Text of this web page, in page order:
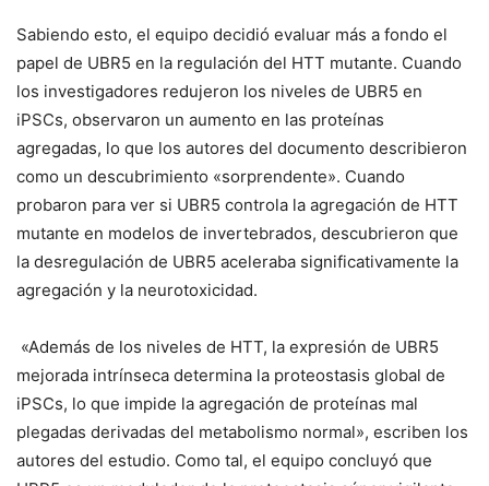
Sabiendo esto, el equipo decidió evaluar más a fondo el
papel de UBR5 en la regulación del HTT mutante. Cuando
los investigadores redujeron los niveles de UBR5 en
iPSCs, observaron un aumento en las proteínas
agregadas, lo que los autores del documento describieron
como un descubrimiento «sorprendente». Cuando
probaron para ver si UBR5 controla la agregación de HTT
mutante en modelos de invertebrados, descubrieron que
la desregulación de UBR5 aceleraba significativamente la
agregación y la neurotoxicidad.
«Además de los niveles de HTT, la expresión de UBR5
mejorada intrínseca determina la proteostasis global de
iPSCs, lo que impide la agregación de proteínas mal
plegadas derivadas del metabolismo normal», escriben los
autores del estudio. Como tal, el equipo concluyó que